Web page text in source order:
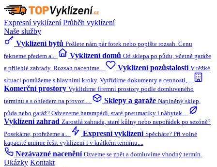
Expresní vyklízení Průběh vyklízení
Naše služby
Vyklízení bytů Pošlete nám pár fotek nebo popište rozsah. Cenu
řekneme předem a...
Vyklízení domů Od sklepa po půdu, včetně garáže
a přilehlé zahrady. Rozsah naceníme...
Vyklízení pozůstalostí V těžké
situaci pomůžeme s hlavními kroky. Vytřídíme dokumenty a cennosti,...
Komerční prostory Vyklidíme firemní prostory podle domluveného
termínu a s ohledem na provoz....
Sklepy a garáže Naplněný sklep,
půda nebo garáž? Odvezeme harampádí, staré pneumatiky i nábytek...
Vyklízení zahrad Zarostlá zahrada, staré kůlny nebo nepořádek po sezóně?
Posekáme, prořežeme a...
Expresní vyklízení Spěcháte? Při volné
kapacitě umíme řešit vyklízení i v krátkém termínu....
Nezávazné nacenění Ozveme se zpět a domluvíme vhodný termín.
Ukázky Kontakt